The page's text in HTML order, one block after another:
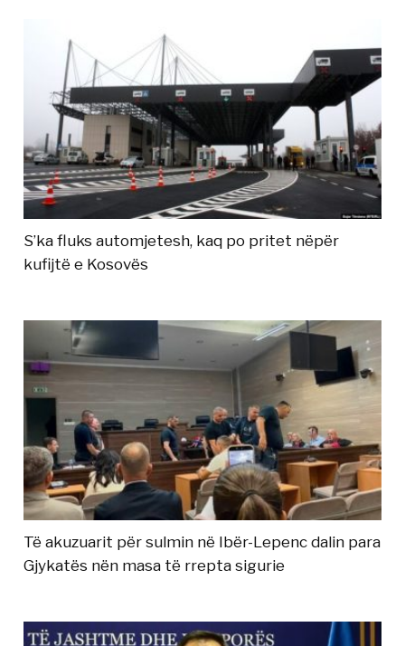
S’ka fluks automjetesh, kaq po pritet nëpër
kufijtë e Kosovës
Të akuzuarit për sulmin në Ibër-Lepenc dalin para
Gjykatës nën masa të rrepta sigurie